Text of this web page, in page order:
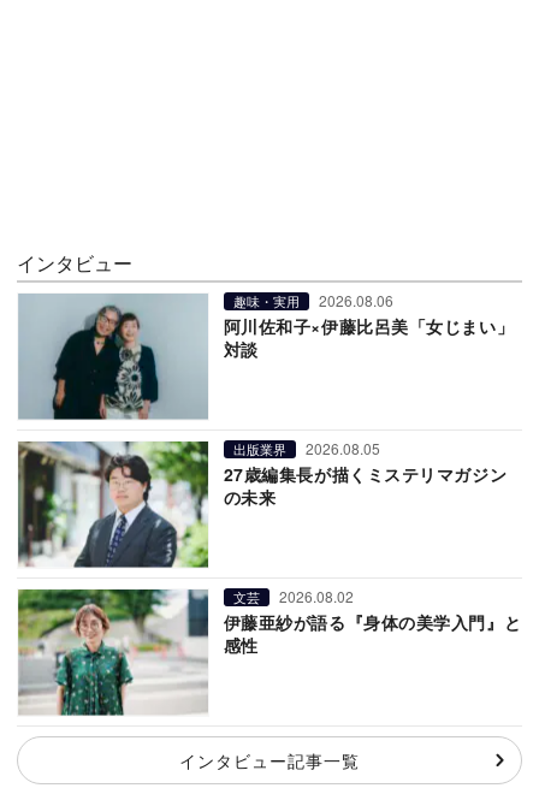
インタビュー
趣味・実用 2026.08.06
阿川佐和子×伊藤比呂美「女じまい」
対談
出版業界 2026.08.05
27歳編集長が描くミステリマガジン
の未来
文芸 2026.08.02
伊藤亜紗が語る『身体の美学入門』と
感性
インタビュー記事一覧